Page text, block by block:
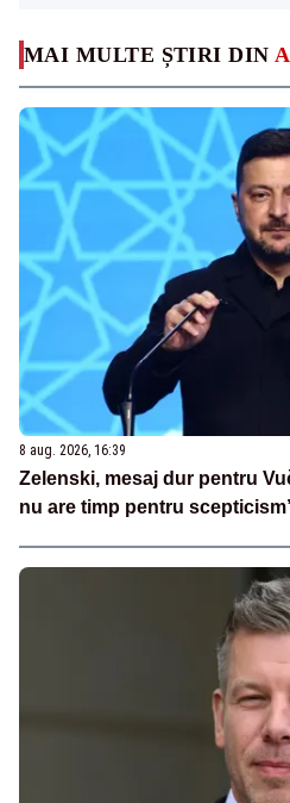
MAI MULTE ȘTIRI DIN
8 aug. 2026, 16:39
Zelenski, mesaj dur pentru
nu are timp pentru